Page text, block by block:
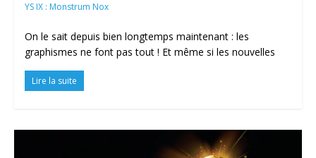
YS IX : Monstrum Nox
On le sait depuis bien longtemps maintenant : les
graphismes ne font pas tout ! Et même si les nouvelles
Lire la suite